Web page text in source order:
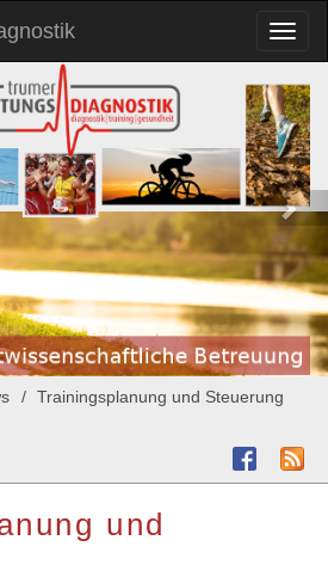
Trainingsplanung und Steuerung
und